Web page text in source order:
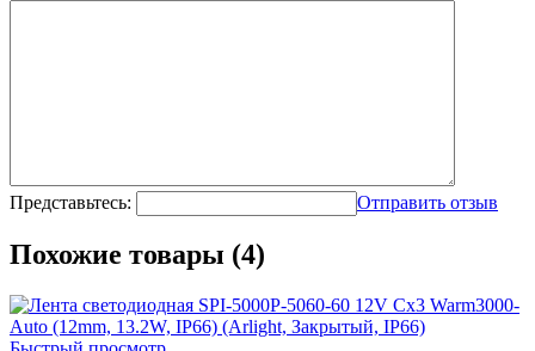
Представьтесь: Отправить отзыв
Похожие товары (4)